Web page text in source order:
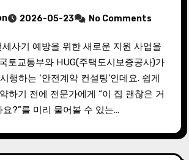
2026-05-23 No Comments
토교통부와 HUG(주택도시보증공사)가
행하는 ‘안전계약 컨설팅’인데요. 쉽게
하기 전에 전문가에게 “이 집 괜찮은 거
요?”를 미리 물어볼 수 있는…